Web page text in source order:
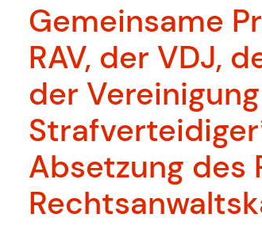
Gemeinsame
RAV, der VDJ,
der
Absetzung des